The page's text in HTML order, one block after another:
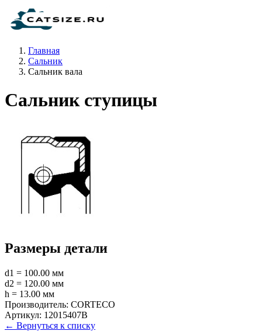
Главная
Сальник
Сальник вала
Сальник ступицы
Размеры детали
d1 = 100.00 мм
d2 = 120.00 мм
h = 13.00 мм
Производитель: CORTECO
Артикул: 12015407B
← Вернуться к списку